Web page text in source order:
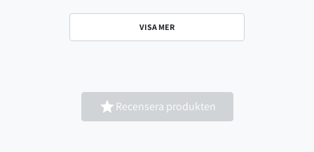
VISA MER
Recensera produkten